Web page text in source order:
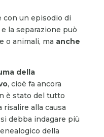
con un episodio di
la separazione può
o animali, ma anche
della
, cioè fa ancora
è stato del tutto
risalire alla causa
debba indagare più
della